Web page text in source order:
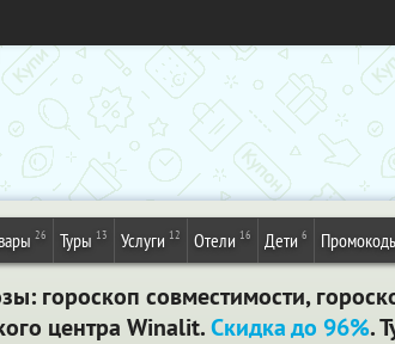
26 Туры 13 Услуги 12 Отели 16 Дети 6
гороскоп совместимости,
центра Winalit.Скидка до 96%.